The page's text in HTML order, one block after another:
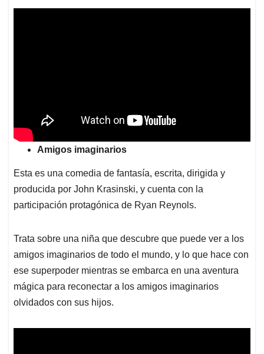
Amigos imaginarios
Esta es una comedia de fantasía, escrita, dirigida y
producida por John Krasinski, y cuenta con la
participación protagónica de Ryan Reynols.
Trata sobre una niña que descubre que puede ver a los
amigos imaginarios de todo el mundo, y lo que hace con
ese superpoder mientras se embarca en una aventura
mágica para reconectar a los amigos imaginarios
olvidados con sus hijos.